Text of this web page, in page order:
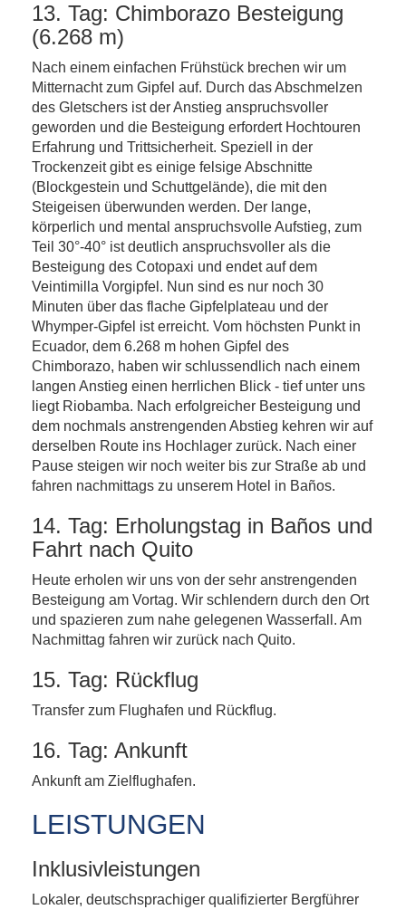
13. Tag: Chimborazo Besteigung
(6.268 m)
Nach einem einfachen Frühstück brechen wir um
Mitternacht zum Gipfel auf. Durch das Abschmelzen
des Gletschers ist der Anstieg anspruchsvoller
geworden und die Besteigung erfordert Hochtouren
Erfahrung und Trittsicherheit. Speziell in der
Trockenzeit gibt es einige felsige Abschnitte
(Blockgestein und Schuttgelände), die mit den
Steigeisen überwunden werden. Der lange,
körperlich und mental anspruchsvolle Aufstieg, zum
Teil 30°-40° ist deutlich anspruchsvoller als die
Besteigung des Cotopaxi und endet auf dem
Veintimilla Vorgipfel. Nun sind es nur noch 30
Minuten über das flache Gipfelplateau und der
Whymper-Gipfel ist erreicht. Vom höchsten Punkt in
Ecuador, dem 6.268 m hohen Gipfel des
Chimborazo, haben wir schlussendlich nach einem
langen Anstieg einen herrlichen Blick - tief unter uns
liegt Riobamba. Nach erfolgreicher Besteigung und
dem nochmals anstrengenden Abstieg kehren wir auf
derselben Route ins Hochlager zurück. Nach einer
Pause steigen wir noch weiter bis zur Straße ab und
fahren nachmittags zu unserem Hotel in Baños.
14. Tag: Erholungstag in Baños und
Fahrt nach Quito
Heute erholen wir uns von der sehr anstrengenden
Besteigung am Vortag. Wir schlendern durch den Ort
und spazieren zum nahe gelegenen Wasserfall. Am
Nachmittag fahren wir zurück nach Quito.
15. Tag: Rückflug
Transfer zum Flughafen und Rückflug.
16. Tag: Ankunft
Ankunft am Zielflughafen.
LEISTUNGEN
Inklusivleistungen
Lokaler, deutschsprachiger qualifizierter Bergführer